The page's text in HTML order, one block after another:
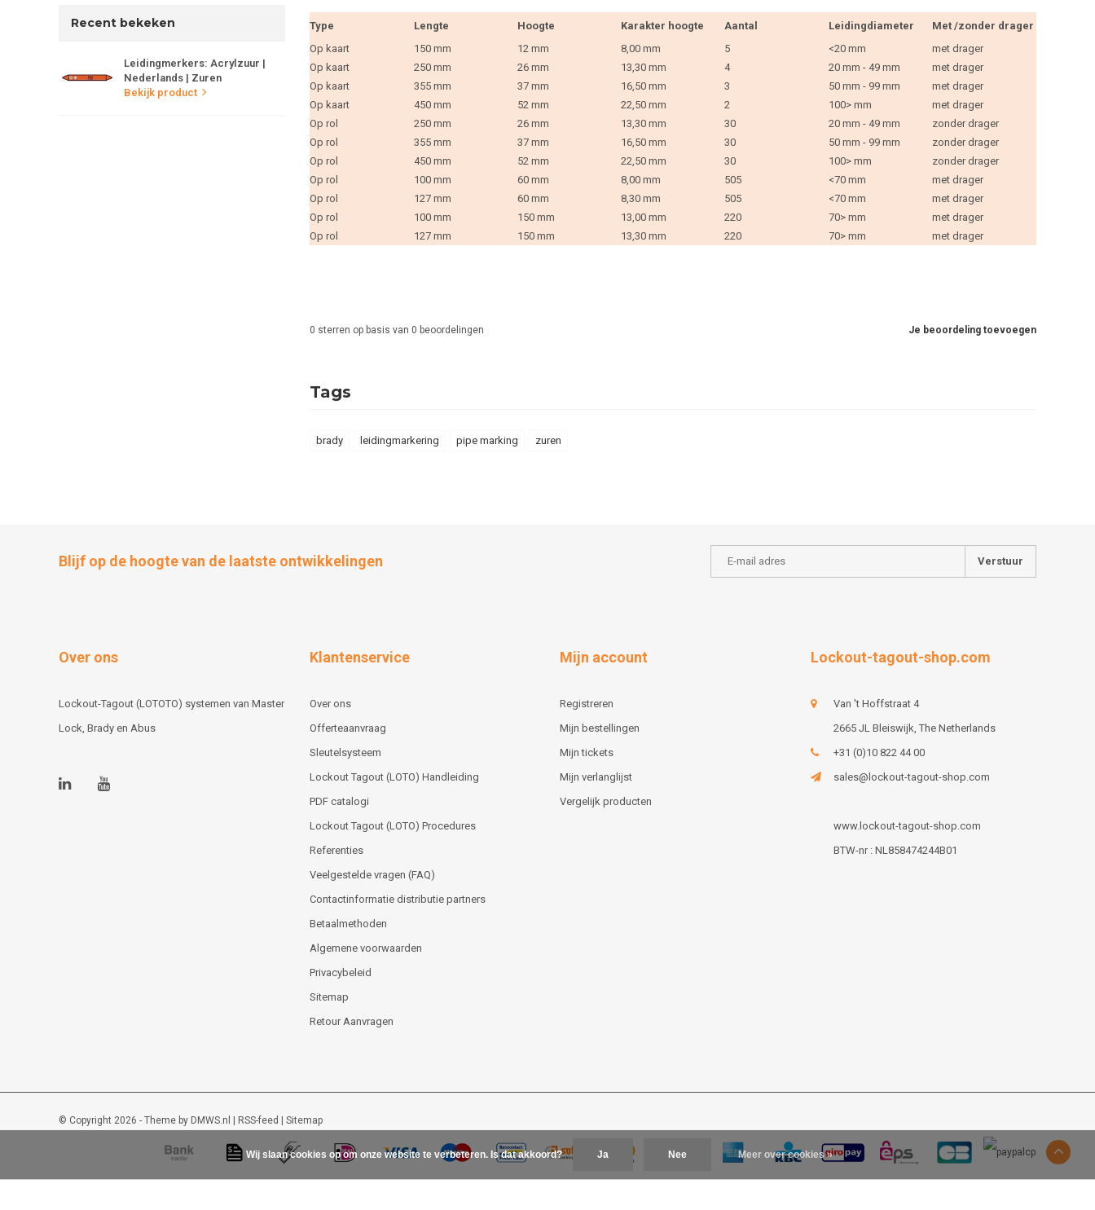
Recent bekeken
Leidingmerkers: Acrylzuur |
Nederlands | Zuren
Bekijk product
Type Lengte Hoogte Karakter hoogte Aantal Leidingdiameter
Met /zonder drager
Op kaart
150 mm 12 mm 8,00 mm 5 <20 mm
met drager
Op kaart
250 mm 26 mm 13,30 mm 4 20 mm - 49 mm
met drager
Op kaart
355 mm 37 mm 16,50 mm 3 50 mm - 99 mm
met drager
Op kaart
450 mm 52 mm 22,50 mm 2 100> mm
met drager
Op rol
250 mm 26 mm 13,30 mm 30 20 mm - 49 mm
zonder drager
Op rol
355 mm 37 mm 16,50 mm 30 50 mm - 99 mm
zonder drager
Op rol
450 mm 52 mm 22,50 mm 30 100> mm
zonder drager
Op rol
100 mm 60 mm 8,00 mm 505 <70 mm
met drager
Op rol
127 mm 60 mm 8,30 mm 505 <70 mm
met drager
Op rol
100 mm 150 mm 13,00 mm 220 70> mm
met drager
Op rol
127 mm 150 mm 13,30 mm 220 70> mm met drager
Je beoordeling toevoegen
0 sterren op basis van 0 beoordelingen
Tags
brady leidingmarkering pipe marking zuren
Blijf op de hoogte van de laatste ontwikkelingen Verstuur
Over ons
Lockout-Tagout (LOTOTO) systemen van Master
Lock, Brady en Abus
Klantenservice
Over ons
Offerteaanvraag
Sleutelsysteem
Lockout Tagout (LOTO) Handleiding
PDF catalogi
Lockout Tagout (LOTO) Procedures
Referenties
Veelgestelde vragen (FAQ)
Contactinformatie distributie partners
Betaalmethoden
Algemene voorwaarden
Privacybeleid
Sitemap
Retour Aanvragen
Mijn account
Registreren
Mijn bestellingen
Mijn tickets
Mijn verlanglijst
Vergelijk producten
Lockout-tagout-shop.com
Van 't Hoffstraat 4
2665 JL Bleiswijk, The Netherlands
+31 (0)10 822 44 00
sales@lockout-tagout-shop.com
www.lockout-tagout-shop.com
BTW-nr : NL858474244B01
© Copyright 2026 - Theme by DMWS.nl | RSS-feed | Sitemap
Lockout-tagout-shop 9/10-48beoordelingen opKiyoh
Wij slaan cookies op om onze website te verbeteren. Is dat akkoord? Ja Nee Meer over cookies »